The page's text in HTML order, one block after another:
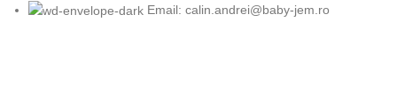
Email: calin.andrei@baby-jem.ro